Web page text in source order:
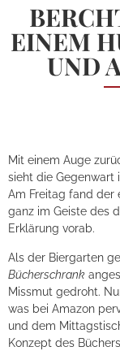
EINEM
UND
Mit einem Auge
sieht die Gegenwart
Am Freitag fand der
ganz im Geiste des
Erklärung vorab.
Als der Biergarten
Bücherschrank
Missmut gedroht.
was bei Amazon
und dem Mittagstisch
Konzept des